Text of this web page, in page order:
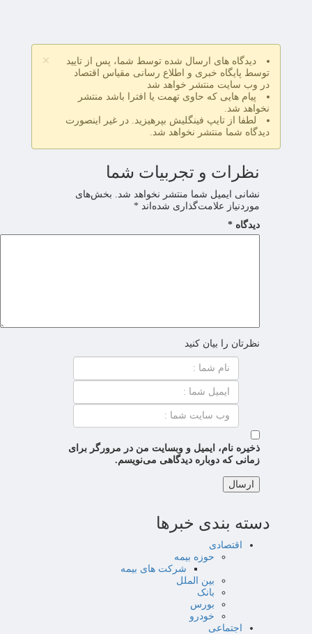
×
دیدگاه های ارسال شده توسط شما، پس از تایید
توسط پایگاه خبری و اطلاع رسانی مقیاس اقتصاد
در وب سایت منتشر خواهد شد
پیام هایی که حاوی تهمت یا افترا باشد منتشر
نخواهد شد.
لطفا از تایپ فینگلیش بپرهیزید. در غیر اینصورت
دیدگاه شما منتشر نخواهد شد.
نظرات و تجربیات شما
نشانی ایمیل شما منتشر نخواهد شد. بخش‌های
موردنیاز علامت‌گذاری شده‌اند *
دیدگاه *
نظرتان را بیان کنید
ذخیره نام، ایمیل و وبسایت من در مرورگر برای
زمانی که دوباره دیدگاهی می‌نویسم.
دسته بندی خبرها
اقتصادی
حوزه بیمه
شرکت های بیمه
بین الملل
بانک
بورس
خودرو
اجتماعی